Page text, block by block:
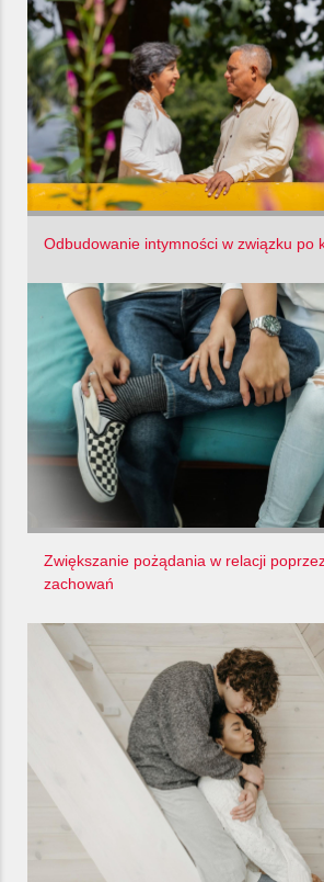
Odbudowanie intymności w związku po
Zwiększanie pożądania w relacji
zachowań